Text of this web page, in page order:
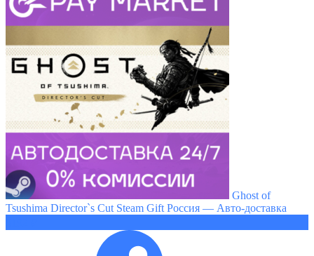
Ghost of
Tsushima Director`s Cut Steam Gift Россия — Авто-доставка